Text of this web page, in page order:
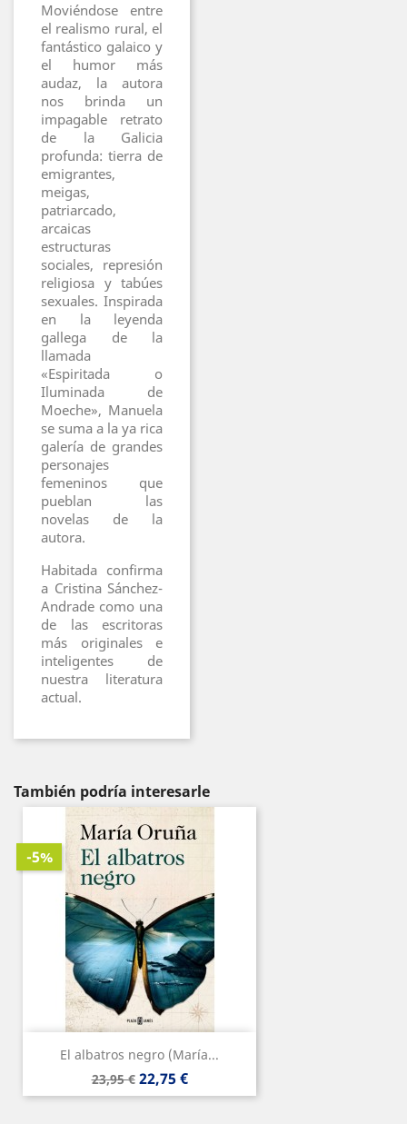
Moviéndose entre
el realismo rural, el
fantástico galaico y
el humor más
audaz, la autora
nos brinda un
impagable retrato
de la Galicia
profunda: tierra de
emigrantes,
meigas,
patriarcado,
arcaicas
estructuras
sociales, represión
religiosa y tabúes
sexuales. Inspirada
en la leyenda
gallega de la
llamada
«Espiritada o
Iluminada de
Moeche», Manuela
se suma a la ya rica
galería de grandes
personajes
femeninos que
pueblan las
novelas de la
autora.
Habitada confirma
a Cristina Sánchez-
Andrade como una
de las escritoras
más originales e
inteligentes de
nuestra literatura
actual.
También podría interesarle
El albatros negro (María...
Precio
base
23,95 €
-5%
Precio
22,75 €